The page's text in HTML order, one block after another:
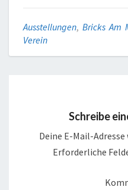
Ausstellungen, Bricks Am
Verein
Schreibe
Deine E-Mail-
Erforderliche